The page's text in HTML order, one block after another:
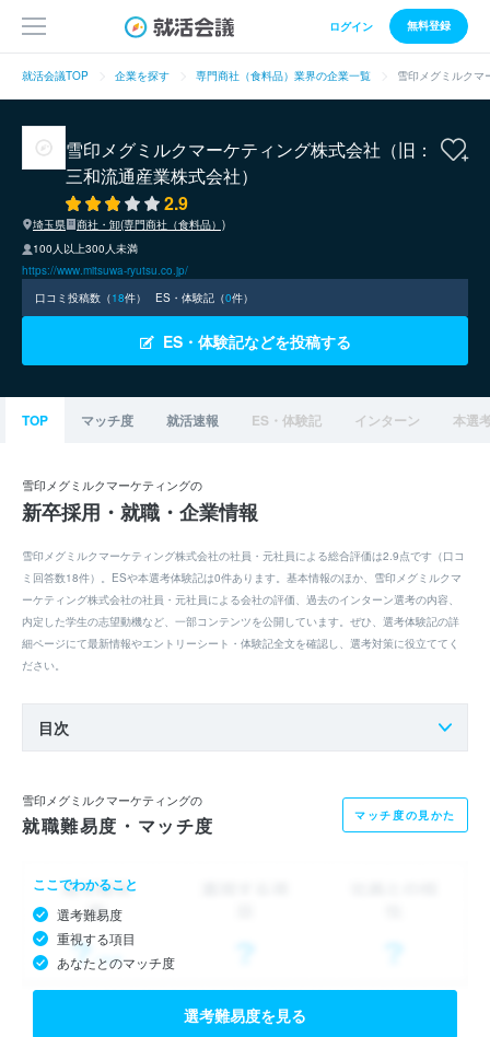
ログイン 無料登録
就活会議TOP 企業を探す 専門商社（食料品）業界の企業一覧 雪印メグミルクマ
雪印メグミルクマーケティング株式会社（旧：
三和流通産業株式会社）
2.9
埼玉県
商社・卸(専門商社（食料品）)
100人以上300人未満
https://www.mitsuwa-ryutsu.co.jp/
口コミ投稿数（18件） ES・体験記（0件）
ES・体験記などを投稿する
TOP マッチ度 就活速報 ES・体験記 インターン 本選
雪印メグミルクマーケティングの
新卒採用・就職・企業情報
雪印メグミルクマーケティング株式会社の社員・元社員による総合評価は2.9点です（口コ
ミ回答数18件）。ESや本選考体験記は0件あります。基本情報のほか、雪印メグミルクマ
ーケティング株式会社の社員・元社員による会社の評価、過去のインターン選考の内容、
内定した学生の志望動機など、一部コンテンツを公開しています。ぜひ、選考体験記の詳
細ページにて最新情報やエントリーシート・体験記全文を確認し、選考対策に役立ててく
ださい。
目次
雪印メグミルクマーケティングの
就職難易度・マッチ度 マッチ度の見かた
ここでわかること
選考難易度
重視する項目
あなたとのマッチ度
選考難易度を見る